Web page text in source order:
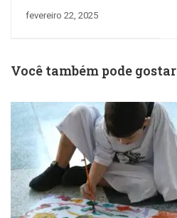
Conselheiros +
fevereiro 22, 2025
Você também pode gostar